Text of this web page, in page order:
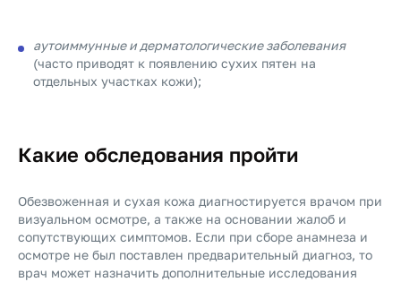
аутоиммунные и дерматологические заболевания
(часто приводят к появлению сухих пятен на
отдельных участках кожи);
Какие обследования пройти
Обезвоженная и сухая кожа диагностируется врачом при
визуальном осмотре, а также на основании жалоб и
сопутствующих симптомов. Если при сборе анамнеза и
осмотре не был поставлен предварительный диагноз, то
врач может назначить дополнительные исследования